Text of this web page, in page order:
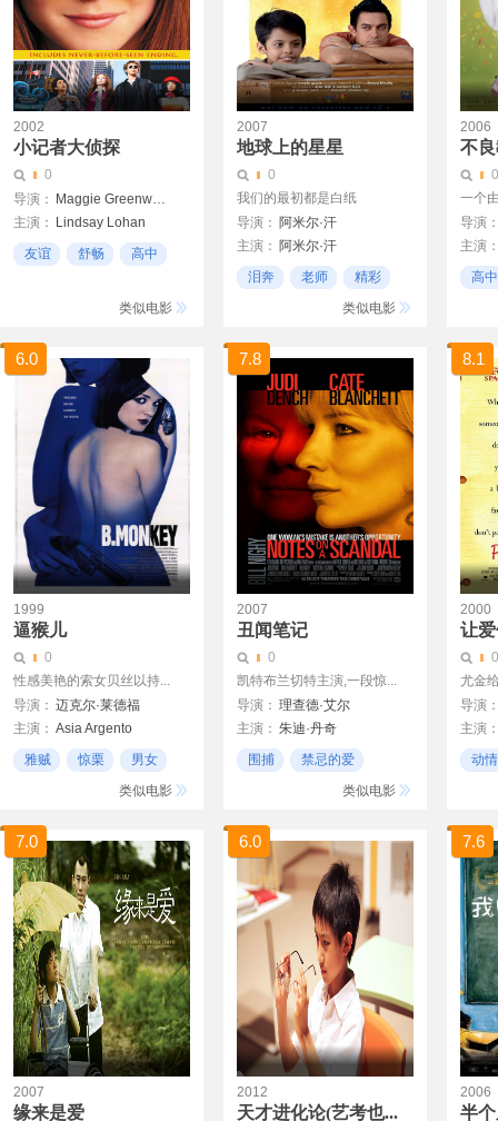
2002
小记者大侦探
0
导演：
Maggie Greenwald
主演：
Lindsay Lohan
Bug Hall
Ian Gomez
友谊 舒畅 高中
类似电影
2007
地球上的星星
0
我们的最初都是白纸
导演： 阿米尔·汗
主演： 阿米尔·汗
塔奈·切赫达
泪奔 老师
精彩
类似电影
2006
不
0
一个
导演
主演
郑雄
高中
6.0
1999
逼猴儿
0
性感美艳的索女贝丝以持...
导演： 迈克尔·莱德福
主演： Asia Argento
Jared Harris
雅贼 惊栗
男女
类似电影
7.8
2007
丑闻笔记
0
凯特布兰切特主演,一段惊...
导演： 理查德·艾尔
主演： 朱迪·丹奇
凯特·布兰切特
围捕
禁忌的爱
类似电影
8.1
2000
让
0
尤金
导演
主演
海伦·
乔恩·
动情
7.0
2007
缘来是爱
6.0
2012
天才进化论(艺考也...
7.6
2006
半